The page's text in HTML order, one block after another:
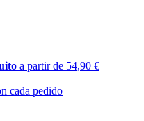
a partir de 54,90 €
cada pedido